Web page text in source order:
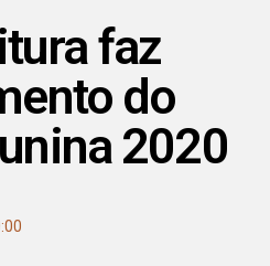
faz
do
2020